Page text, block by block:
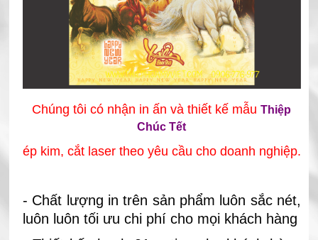
Chúng tôi có nhận in ấn và thiết kế mẫuThiệp
Chúc Tết
ép kim, cắt laser theo yêu cầu cho doanh nghiệp.
- Chất lượng in trên sản phẩm luôn sắc nét,
luôn luôn tối ưu chi phí cho mọi khách hàng